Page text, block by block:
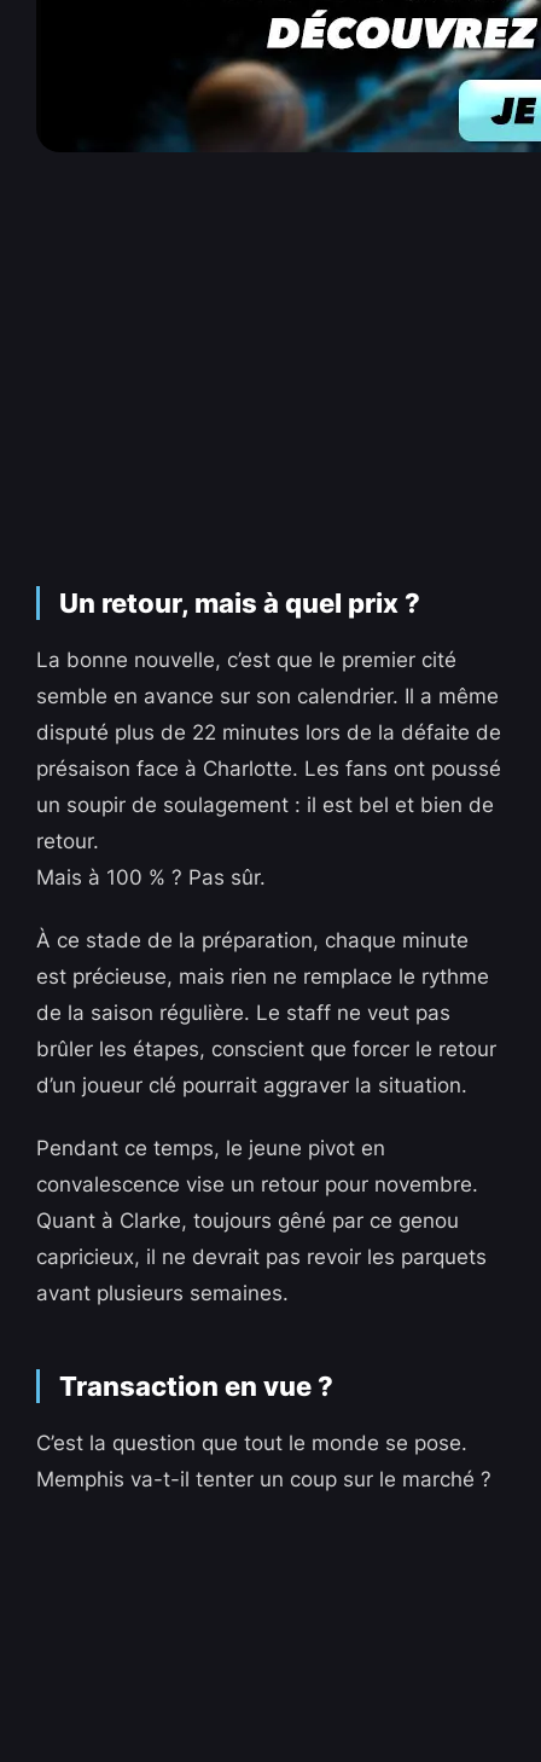
Un retour, mais à quel prix ?
La bonne nouvelle, c’est que le premier cité
semble en avance sur son calendrier. Il a même
disputé plus de 22 minutes lors de la défaite de
présaison face à Charlotte. Les fans ont poussé
un soupir de soulagement : il est bel et bien de
retour.
Mais à 100 % ? Pas sûr.
À ce stade de la préparation, chaque minute
est précieuse, mais rien ne remplace le rythme
de la saison régulière. Le staff ne veut pas
brûler les étapes, conscient que forcer le retour
d’un joueur clé pourrait aggraver la situation.
Pendant ce temps, le jeune pivot en
convalescence vise un retour pour novembre.
Quant à Clarke, toujours gêné par ce genou
capricieux, il ne devrait pas revoir les parquets
avant plusieurs semaines.
Transaction en vue ?
C’est la question que tout le monde se pose.
Memphis va-t-il tenter un coup sur le marché ?